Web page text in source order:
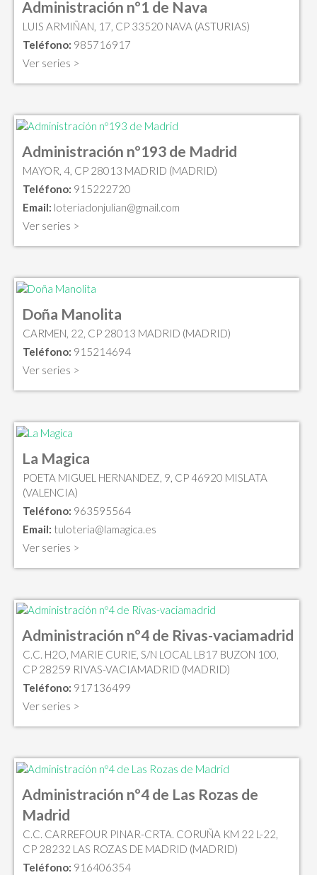
Administración nº1 de Nava
LUIS ARMIÑAN, 17, CP 33520 NAVA (ASTURIAS)
Teléfono: 985716917
Ver series >
Administración nº193 de Madrid
MAYOR, 4, CP 28013 MADRID (MADRID)
Teléfono: 915222720
Email: loteriadonjulian@gmail.com
Ver series >
Doña Manolita
CARMEN, 22, CP 28013 MADRID (MADRID)
Teléfono: 915214694
Ver series >
La Magica
POETA MIGUEL HERNANDEZ, 9, CP 46920 MISLATA
(VALENCIA)
Teléfono: 963595564
Email: tuloteria@lamagica.es
Ver series >
Administración nº4 de Rivas-vaciamadrid
C.C. H2O, MARIE CURIE, S/N LOCAL LB17 BUZON 100,
CP 28259 RIVAS-VACIAMADRID (MADRID)
Teléfono: 917136499
Ver series >
Administración nº4 de Las Rozas de
Madrid
C.C. CARREFOUR PINAR-CRTA. CORUÑA KM 22 L-22,
CP 28232 LAS ROZAS DE MADRID (MADRID)
Teléfono: 916406354